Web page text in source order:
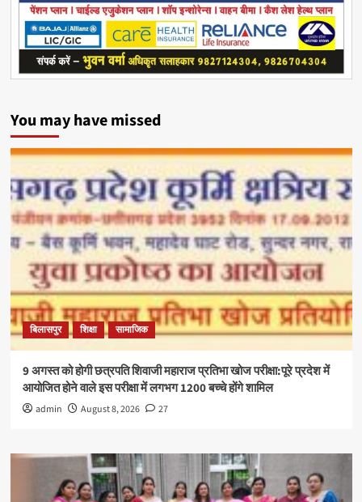
You may have missed
बिलासपुर शिक्षा सामाजिक
9 अगस्त को होगी छत्रपति शिवाजी महाराज प्रतिभा खोज परीक्षा:पूरे प्रदेश में
आयोजित होने वाले इस परीक्षा में लगभग 1200 बच्चे होंगे शामिल
admin August 8, 2026 27